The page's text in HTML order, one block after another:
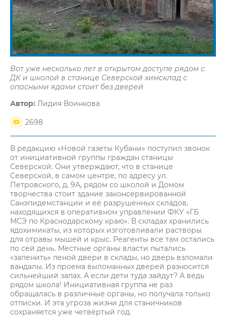
Вот уже несколько лет в открытом доступе рядом с
ДК и школой в станице Северской химсклад с
опасными ядами стоит без дверей
Автор: Лидия Воинкова
2698
В редакцию «Новой газеты Кубани» поступил звонок
от инициативной группы граждан станицы
Северской. Они утверждают, что в станице
Северской, в самом центре, по адресу ул.
Петровского, д. 9А, рядом со школой и Домом
творчества стоит здание законсервированной
Санэпидемстанции и её разрушенных складов,
находящихся в оперативном управлении ФКУ «ГБ
МСЭ по Краснодарскому краю». В складах хранились
ядохимикаты, из которых изготовливали растворы
для отравы мышей и крыс. Реагенты все там остались
по сей день. Местные органы власти пытались
«запенить» пеной двери в склады, но дверь взломали
вандалы. Из проема выломанных дверей разносится
сильнейший запах. А если дети туда зайдут? А ведь
рядом школа! Инициативная группа не раз
обращалась в различные органы, но получала только
отписки. И эта угроза жизни для станичников
сохраняется уже четвёртый год.